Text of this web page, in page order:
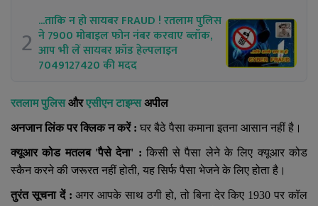
2
...ताकि न हो सायबर FRAUD ! रतलाम पुलिस
ने 7900 मोबाइल फोन नंबर करवाए ब्लॉक,
आप भी लें सायबर फ्रॉड हेल्पलाइन
7049127420 की मदद
रतलाम पुलिसऔरएसीएन टाइम्सअपील
अनजान लिंक पर क्लिक न करें : घर बैठे पैसा कमाना इतना आसान नहीं है।
क्यूआर कोड मतलब 'पैसे देना' : किसी से पैसा लेने के लिए क्यूआर कोड
स्कैन करने की जरूरत नहीं होती, यह सिर्फ पैसा भेजने के लिए होता है।
तुरंत सूचना दें :अगर आपके साथ ठगी हो, तो बिना देर किए 1930पर कॉल